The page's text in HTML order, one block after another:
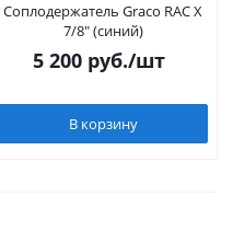
Соплодержатель Graco RAC X
7/8" (синий)
5 200 руб./шт
В корзину